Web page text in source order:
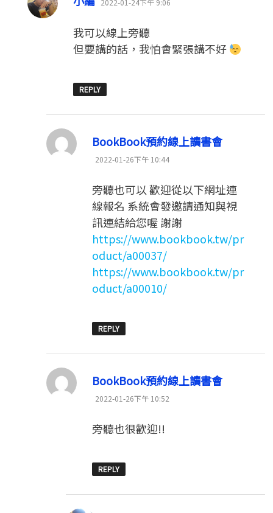
示:2022-01-24下午 9:06
我可以線上旁聽
但要講的話，我怕會緊張講不好
REPLY
BookBook預約線上讀書會表
2022-01-26下午 10:44
旁聽也可以 歡迎從以下網址連
線報名 系統會發邀請通知與視
訊連結給您喔 謝謝
https://www.bookbook.tw/pr
oduct/a00037/
https://www.bookbook.tw/pr
oduct/a00010/
REPLY
BookBook預約線上讀書會表
2022-01-26下午 10:52
旁聽也很歡迎!!
REPLY